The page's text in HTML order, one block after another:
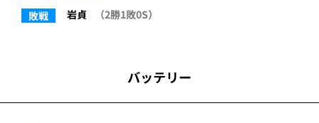
敗戦
岩貞 （2勝1敗0S）
バッテリー